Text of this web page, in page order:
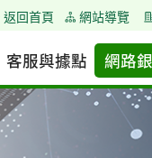
返回首頁 網站導覽
客服與據點 網路